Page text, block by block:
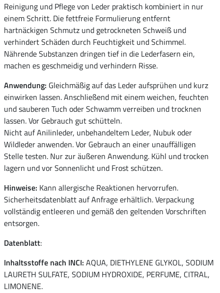
Reinigung und Pflege von Leder praktisch kombiniert in nur
einem Schritt. Die fettfreie Formulierung entfernt
hartnäckigen Schmutz und getrockneten Schweiß und
verhindert Schäden durch Feuchtigkeit und Schimmel.
Nährende Substanzen dringen tief in die Lederfasern ein,
machen es geschmeidig und verhindern Risse.
Anwendung: Gleichmäßig auf das Leder aufsprühen und kurz
einwirken lassen. Anschließend mit einem weichen, feuchten
und sauberen Tuch oder Schwamm verreiben und trocknen
lassen. Vor Gebrauch gut schütteln.
Nicht auf Anilinleder, unbehandeltem Leder, Nubuk oder
Wildleder anwenden. Vor Gebrauch an einer unauffälligen
Stelle testen. Nur zur äußeren Anwendung. Kühl und trocken
lagern und vor Sonnenlicht und Frost schützen.
Hinweise: Kann allergische Reaktionen hervorrufen.
Sicherheitsdatenblatt auf Anfrage erhältlich. Verpackung
vollständig entleeren und gemäß den geltenden Vorschriften
entsorgen.
Datenblatt:
Inhaltsstoffe nach INCI: AQUA, DIETHYLENE GLYKOL, SODIUM
LAURETH SULFATE, SODIUM HYDROXIDE, PERFUME, CITRAL,
LIMONENE.